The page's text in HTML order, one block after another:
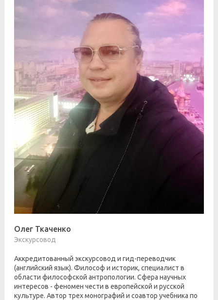
Олег Ткаченко
Экскурсовод
Аккредитованный экскурсовод и гид-переводчик
(английский язык). Философ и историк, специалист в
области философской антропологии. Сфера научных
интересов - феномен чести в европейской и русской
культуре. Автор трех монографий и соавтор учебника по